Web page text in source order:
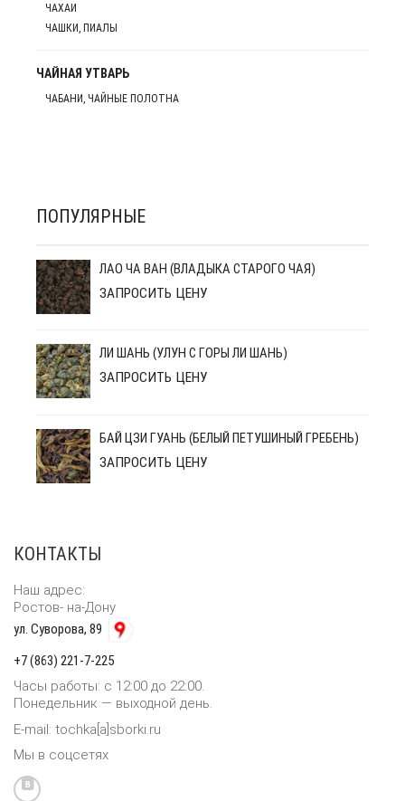
ЧАХАИ
ЧАШКИ, ПИАЛЫ
ЧАЙНАЯ УТВАРЬ
ЧАБАНИ, ЧАЙНЫЕ ПОЛОТНА
ПОПУЛЯРНЫЕ
ЛАО ЧА ВАН (ВЛАДЫКА СТАРОГО ЧАЯ)
ЗАПРОСИТЬ ЦЕНУ
ЛИ ШАНЬ (УЛУН С ГОРЫ ЛИ ШАНЬ)
ЗАПРОСИТЬ ЦЕНУ
БАЙ ЦЗИ ГУАНЬ (БЕЛЫЙ ПЕТУШИНЫЙ ГРЕБЕНЬ)
ЗАПРОСИТЬ ЦЕНУ
КОНТАКТЫ
Наш адрес:
Ростов- на-Дону
ул. Суворова, 89
+7 (863) 221-7-225
Часы работы: с 12:00 до 22:00.
Понедельник — выходной день.
E-mail: tochka[a]sborki.ru
Мы в соцсетях